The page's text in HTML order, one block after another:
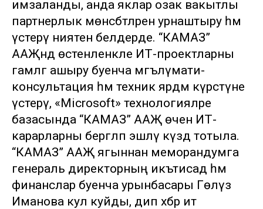
имзаланды, анда яклар озак вакытлы
партнерлык мөнәсәбәтләрен урнаштыру һәм
үстерү ниятен белдерде. “КАМАЗ”
ААҖндә өстенленкле ИТ-проектларны
гамәлгә ашыру буенча мәгълүмати-
консультация һәм техник ярдәм күрсәтүне
үстерү, «Microsoft» технологияләре
базасында “КАМАЗ” ААҖ өчен ИТ-
карарларны бергәләп эшләү күздә тотыла.
“КАМАЗ” ААҖ ягыннан меморандумга
генераль директорның икътисад һәм
финанслар буенча урынбасары Гөлүзә
Иманова кул куйды, дип хәбәр итә